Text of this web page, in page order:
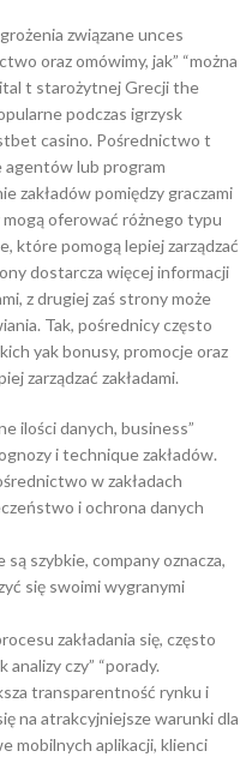
związane unces
oraz omówimy, jak” “można
t starożytnej Grecji the
podczas igrzysk
casino. Pośrednictwo t
agentów lub program
zakładów pomiędzy graczami
oferować różnego typu
które pomogą lepiej zarządzać
dostarcza więcej informacji
z drugiej zaś strony może
Tak, pośrednicy często
yak bonusy, promocje oraz
zarządzać zakładami.
ilości danych, business”
i technique zakładów.
w zakładach
i ochrona danych
szybkie, company oznacza,
się swoimi wygranymi
zakładania się, często
czy” “porady.
transparentność rynku i
na atrakcyjniejsze warunki dla
mobilnych aplikacji, klienci